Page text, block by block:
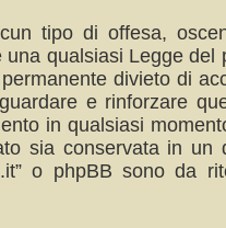
tipo di offesa,
qualsiasi Legge
divieto di
e rinforzare
in qualsiasi
sia conservata in
o phpBB sono da